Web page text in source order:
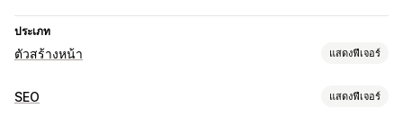
ประเภท
ตัวสร้างหน้า แสดงฟีเจอร์
ประเภทหน้า
SEO แสดงฟีเจอร์